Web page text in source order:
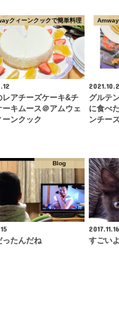
クィーンクックで簡単料理
レアチーズケーキ&チ
ーキムース＠アムウェ
ーンクック
Amway
グルテ
に食べ
ンチー
Blog
ったんだね
2017.11.16
すごい